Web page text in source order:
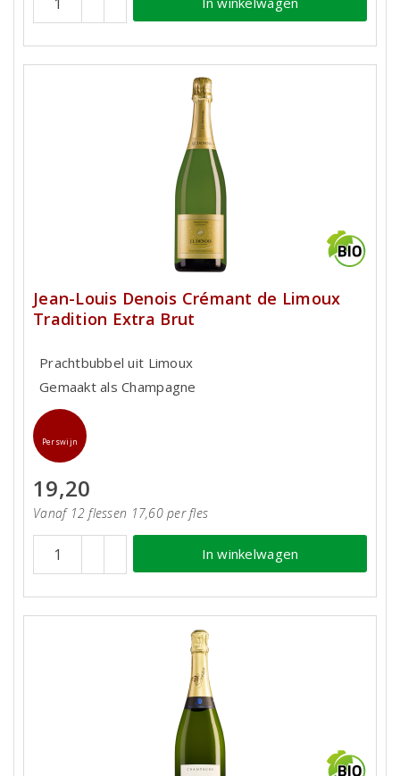
Jean-Louis Denois Crémant de Limoux
Tradition Extra Brut
Prachtbubbel uit Limoux
Gemaakt als Champagne
Perswijn
19,20
Vanaf 12 flessen 17,60 per fles
In winkelwagen